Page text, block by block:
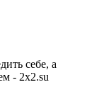
себе, а
- 2x2.su